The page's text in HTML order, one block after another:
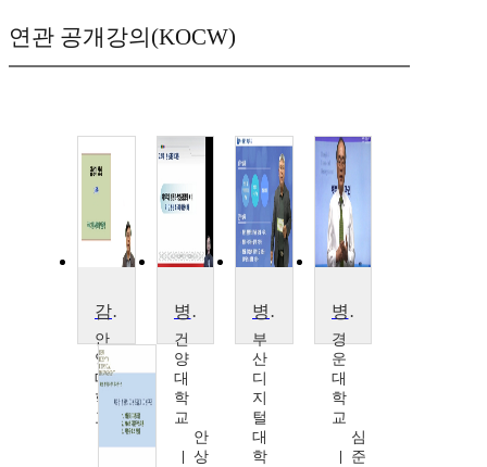
연관 공개강의(KOCW)
감성과 상상
안
양
대
학
교
김
병원경영학개론
건
양
대
학
교
안
상
병원행정 및 조직관리
부
산
디
지
털
대
학
병원재무관리
경
운
대
학
교
심
준